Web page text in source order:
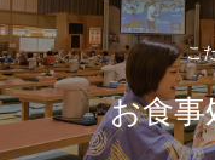
こ
お食事